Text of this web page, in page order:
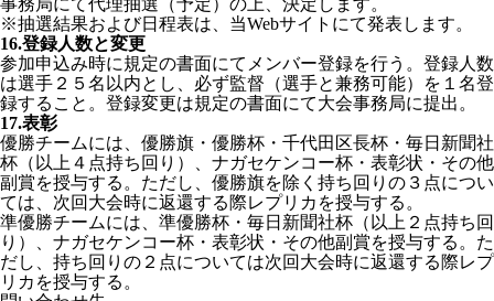
事務局にて代理抽選（予定）の上、決定します。
※抽選結果および日程表は、当Webサイトにて発表します。
16.登録人数と変更
参加申込み時に規定の書面にてメンバー登録を行う。登録人数
は選手２５名以内とし、必ず監督（選手と兼務可能）を１名登
録すること。登録変更は規定の書面にて大会事務局に提出。
17.表彰
優勝チームには、優勝旗・優勝杯・千代田区長杯・毎日新聞社
杯（以上４点持ち回り）、ナガセケンコー杯・表彰状・その他
副賞を授与する。ただし、優勝旗を除く持ち回りの３点につい
ては、次回大会時に返還する際レプリカを授与する。
準優勝チームには、準優勝杯・毎日新聞社杯（以上２点持ち回
り）、ナガセケンコー杯・表彰状・その他副賞を授与する。た
だし、持ち回りの２点については次回大会時に返還する際レプ
リカを授与する。